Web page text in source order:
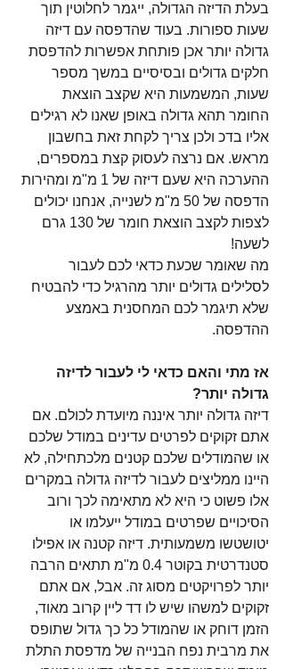
בעלת הדיזה הגדולה, ייגמר לחלוטין תוך
שעות ספורות. בעוד שהדפסה עם דיזה
גדולה יותר אכן פותחת אפשרות להדפסת
חלקים גדולים ובסיסיים במשך מספר
שעות, המשמעות היא שקצב הוצאת
החומר תהא גדולה באופן שאנו לא רגילים
אליו בדכ ולכן צריך לקחת זאת בחשבון
מראש. אם נרצה לעסוק קצת במספרים,
ההערכה היא שעם דיזה של 1 מ"מ ומהירות
הדפסה של 50 מ"מ לשנייה, אנחנו יכולים
לצפות לקצב הוצאת חומר של 130 גרם
לשעה!
מה שאומר שכעת כדאי לכם לעבור
לסלילים גדולים יותר מהרגיל כדי להבטיח
שלא תיגמר לכם המחסנית באמצע
ההדפסה.
אז מתי והאם כדאי לי לעבור לדיזה
גדולה יותר?
דיזה גדולה יותר איננה מיועדת לכולם. אם
אתם זקוקים לפרטים עדינים במודל שלכם
או שהמודלים שלכם קטנים מלכתחילה, לא
היינו ממליצים לעבור לדיזה גדולה במקרים
אלו פשוט כי היא לא מתאימה לכך ורוב
הסיכויים שפרטים במודל ייעלמו או
יטושטשו משמעותית. דיזה קטנה או אפילו
סטנדרטית בקוטר 0.4 מ"מ תתאים הרבה
יותר לפרויקטים מסוג זה. אבל, אם אתם
זקוקים למשהו שיש לו דד ליין קרוב מאוד,
הזמן דוחק או שהמודל כל כך גדול שתופס
את מרבית נפח הבנייה של מדפסת התלת